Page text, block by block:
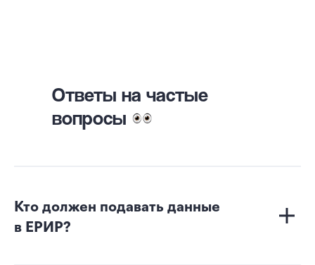
Ответы на частые
вопросы
Кто должен подавать данные
в ЕРИР?